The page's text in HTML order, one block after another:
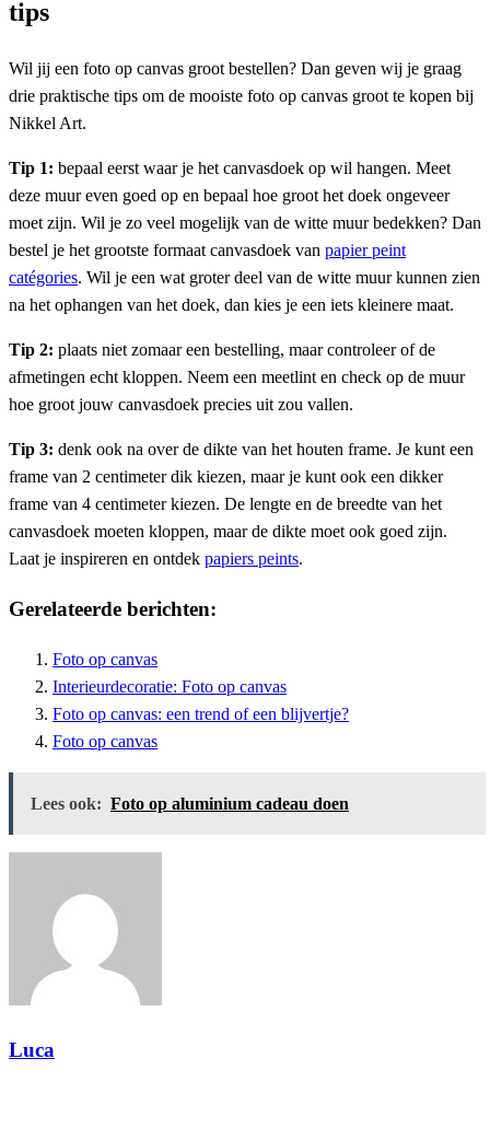
tips
Wil jij een foto op canvas groot bestellen? Dan geven wij je graag
drie praktische tips om de mooiste foto op canvas groot te kopen bij
Nikkel Art.
Tip 1: bepaal eerst waar je het canvasdoek op wil hangen. Meet
deze muur even goed op en bepaal hoe groot het doek ongeveer
moet zijn. Wil je zo veel mogelijk van de witte muur bedekken? Dan
bestel je het grootste formaat canvasdoek van papier peint
catégories. Wil je een wat groter deel van de witte muur kunnen zien
na het ophangen van het doek, dan kies je een iets kleinere maat.
Tip 2: plaats niet zomaar een bestelling, maar controleer of de
afmetingen echt kloppen. Neem een meetlint en check op de muur
hoe groot jouw canvasdoek precies uit zou vallen.
Tip 3: denk ook na over de dikte van het houten frame. Je kunt een
frame van 2 centimeter dik kiezen, maar je kunt ook een dikker
frame van 4 centimeter kiezen. De lengte en de breedte van het
canvasdoek moeten kloppen, maar de dikte moet ook goed zijn.
Laat je inspireren en ontdek papiers peints.
Gerelateerde berichten:
Foto op canvas
Interieurdecoratie: Foto op canvas
Foto op canvas: een trend of een blijvertje?
Foto op canvas
Lees ook: Foto op aluminium cadeau doen
Luca